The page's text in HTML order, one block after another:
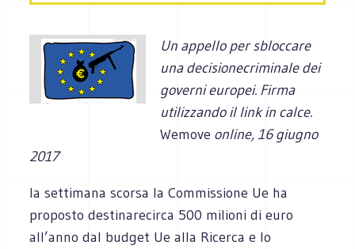
Un appello per sbloccare
una decisionecriminale dei
governi europei. Firma
utilizzando il link in calce.
Wemove online, 16 giugno
2017
la settimana scorsa la Commissione Ue ha
proposto destinarecirca 500 milioni di euro
all’anno dal budget Ue alla Ricerca e lo